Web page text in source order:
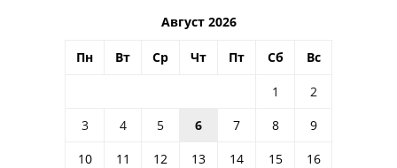
Август 2026
Пн Вт Ср Чт Пт Сб Вс
1
2
3
4 5 6 7 8
9
10
11 12 13 14 15
16